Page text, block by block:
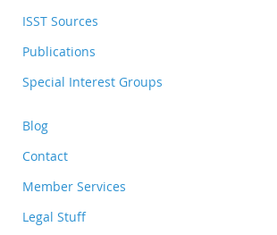
ISST Sources
Publications
Special Interest Groups
Blog
Contact
Member Services
Legal Stuff